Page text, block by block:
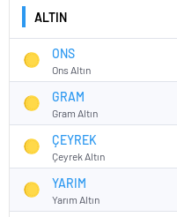
ALTIN
ONS
Ons Altın
GRAM
Gram Altın
ÇEYREK
Çeyrek Altın
YARIM
Yarım Altın